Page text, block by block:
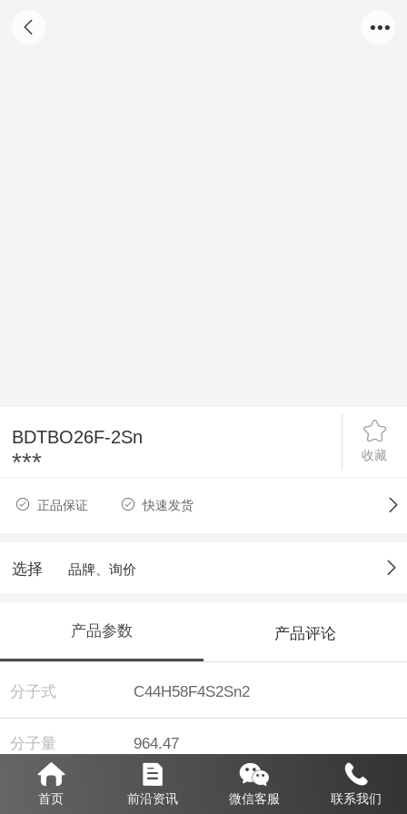
BDTBO26F-2Sn
收藏
***
正品保证 快速发货
选择 品牌、询价
产品参数 产品评论
分子式 C44H58F4S2Sn2
分子量 964.47
纯度 98%
首页 前沿资讯 微信客服 联系我们